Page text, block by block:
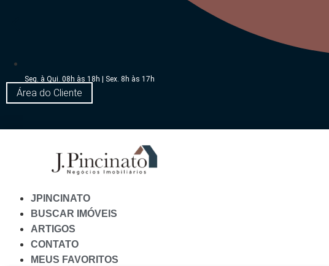
Seg. à Qui. 08h às 18h | Sex. 8h às 17h
Área do Cliente
JPINCINATO
BUSCAR IMÓVEIS
ARTIGOS
CONTATO
MEUS FAVORITOS